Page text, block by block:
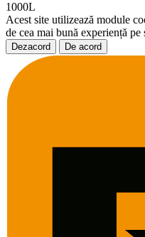
1000L
Acest site utilizează module
de cea mai bună experiență pe
Dezacord De acord